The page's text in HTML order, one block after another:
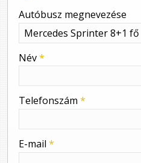
-
Autóbusz megnevezése
Név*
Telefonszám *
E-mail *